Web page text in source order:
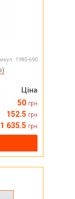
1985-690
Ціна
50 грн
152.5 грн
1 635.5 грн